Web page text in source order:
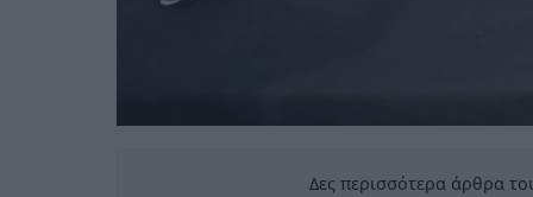
Δες περισσότερα άρθρα